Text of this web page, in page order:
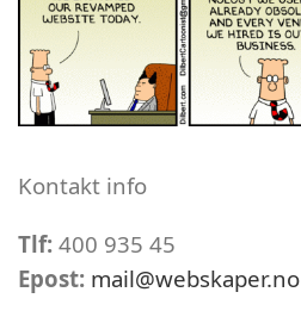
Kontakt info
Tlf: 400 935 45
Epost: mail@webskaper.no